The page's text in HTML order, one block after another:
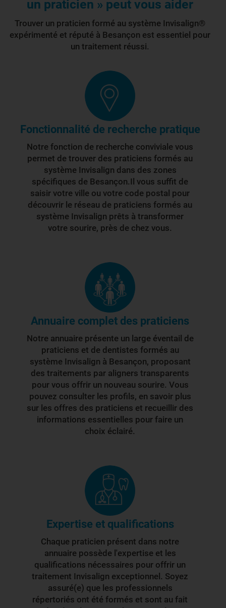
un praticien » peut vous aider
Trouver un praticien formé au système Invisalign®
expérimenté et réputé à Besançon est essentiel pour
un traitement réussi.
Fonctionnalité de recherche pratique
Notre fonction de recherche conviviale vous
permet de trouver des praticiens formés au
système Invisalign dans des zones
spécifiques de Besançon.Il vous suffit de
saisir votre ville ou votre code postal pour
découvrir le réseau de praticiens formés au
système Invisalign prêts à transformer
votre sourire, près de chez vous.
Annuaire complet des praticiens
Notre annuaire présente un large éventail de
praticiens et de dentistes formés au
système Invisalign à Besançon, proposant
des traitements par aligners transparents
pour vous offrir un nouveau sourire. Vous
pouvez consulter les profils, en savoir plus
sur les offres des praticiens et recueillir des
informations essentielles pour faire un
choix éclairé.
Expertise et qualifications
Chaque praticien présent dans notre
annuaire possède l'expertise et les
qualifications nécessaires pour offrir un
traitement Invisalign exceptionnel. Soyez
assuré(e) que les professionnels
répertoriés ont été formés et sont au fait